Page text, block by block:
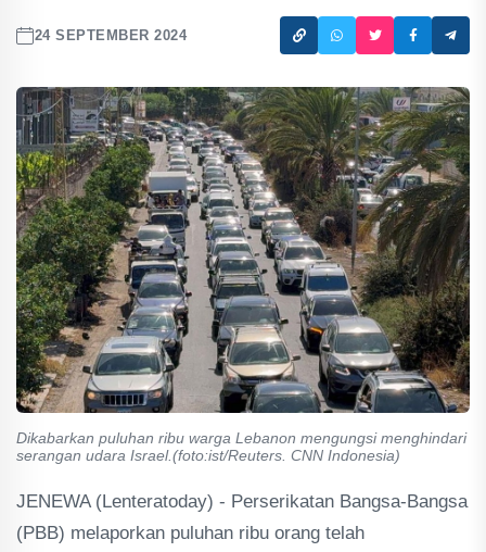
24 SEPTEMBER 2024
Dikabarkan puluhan ribu warga Lebanon mengungsi menghindari
serangan udara Israel.(foto:ist/Reuters. CNN Indonesia)
JENEWA (Lenteratoday) - Perserikatan Bangsa-Bangsa
(PBB) melaporkan puluhan ribu orang telah